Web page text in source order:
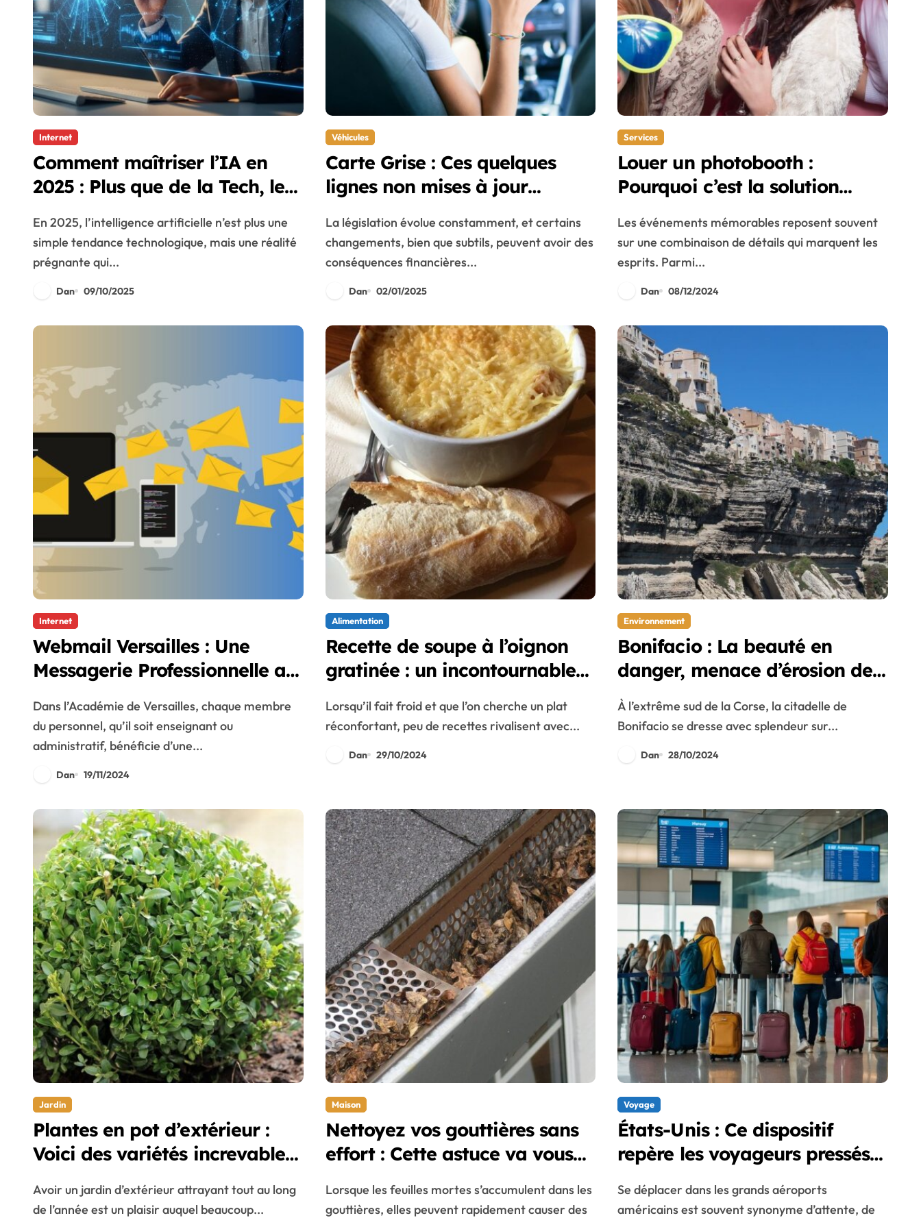
Internet
Comment maîtriser l’IA en
2025 : Plus que de la Tech, les
En 2025, l’intelligence artificielle n’est plus une
simple tendance technologique, mais une réalité
prégnante qui...
Dan 09/10/2025
Véhicules
Carte Grise : Ces quelques
lignes non mises à jour
La législation évolue constamment, et certains
changements, bien que subtils, peuvent avoir des
conséquences financières...
Dan 02/01/2025
Services
Louer un photobooth :
Pourquoi c’est la solution
Les événements mémorables reposent souvent
sur une combinaison de détails qui marquent les
esprits. Parmi...
Dan 08/12/2024
Internet
Webmail Versailles : Une
Messagerie Professionnelle au
Personnel
Dans l’Académie de Versailles, chaque membre
du personnel, qu’il soit enseignant ou
administratif, bénéficie d’une...
Dan 19/11/2024
Alimentation
Recette de soupe à l’oignon
gratinée : un incontournable
Lorsqu’il fait froid et que l’on cherche un plat
réconfortant, peu de recettes rivalisent avec...
Dan 29/10/2024
Environnement
Bonifacio : La beauté en
danger, menace d’érosion des
falaises
À l’extrême sud de la Corse, la citadelle de
Bonifacio se dresse avec splendeur sur...
Dan 28/10/2024
Jardin
Plantes en pot d’extérieur :
Voici des variétés increvables
Avoir un jardin d’extérieur attrayant tout au long
de l’année est un plaisir auquel beaucoup...
Maison
Nettoyez vos gouttières sans
effort : Cette astuce va vous
Lorsque les feuilles mortes s’accumulent dans les
gouttières, elles peuvent rapidement causer des
Voyage
États-Unis : Ce dispositif
repère les voyageurs pressés
Se déplacer dans les grands aéroports
américains est souvent synonyme d’attente, de